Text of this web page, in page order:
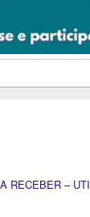
RECEBER – UTI